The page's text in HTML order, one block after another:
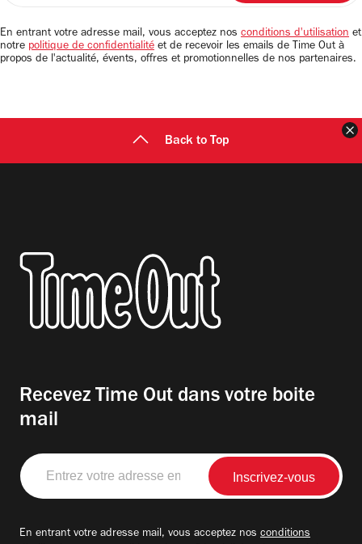
email
En entrant votre adresse mail, vous acceptez nos conditions d'utilisation et
notre politique de confidentialité et de recevoir les emails de Time Out à
propos de l'actualité, évents, offres et promotionnelles de nos partenaires.
Back to Top
Recevez Time Out dans votre boite
mail
Entrez
votre
adresse
En entrant votre adresse mail, vous acceptez nos conditions